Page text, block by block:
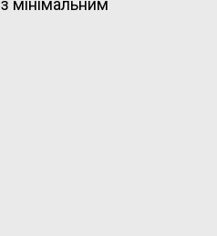
з мінімальним